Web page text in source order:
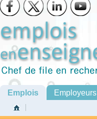
Emplois Employeurs